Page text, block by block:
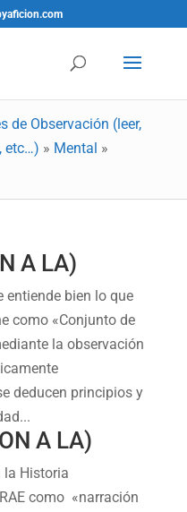
de Observación (leer,
etc…) » Mental »
A LA)
entiende bien lo que
como «Conjunto de
la observación
deducen principios y
A LA)
la Historia
como «narración